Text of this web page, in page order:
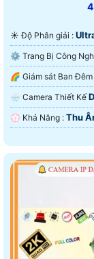
☀️ Độ Phân giải :
🌧️ Camera Thiết Kế
️💮 Khả Năng : Thu